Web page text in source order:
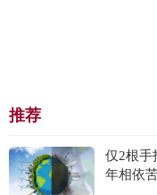
推荐
仅2根手
年相依